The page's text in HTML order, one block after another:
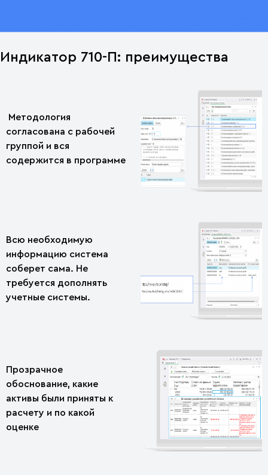
Индикатор 710-П: преимущества
Методология
согласована с рабочей
группой и вся
содержится в программе
Всю необходимую
информацию система
соберет сама. Не
требуется дополнять
учетные системы.
Прозрачное
обоснование, какие
активы были приняты к
расчету и по какой
оценке